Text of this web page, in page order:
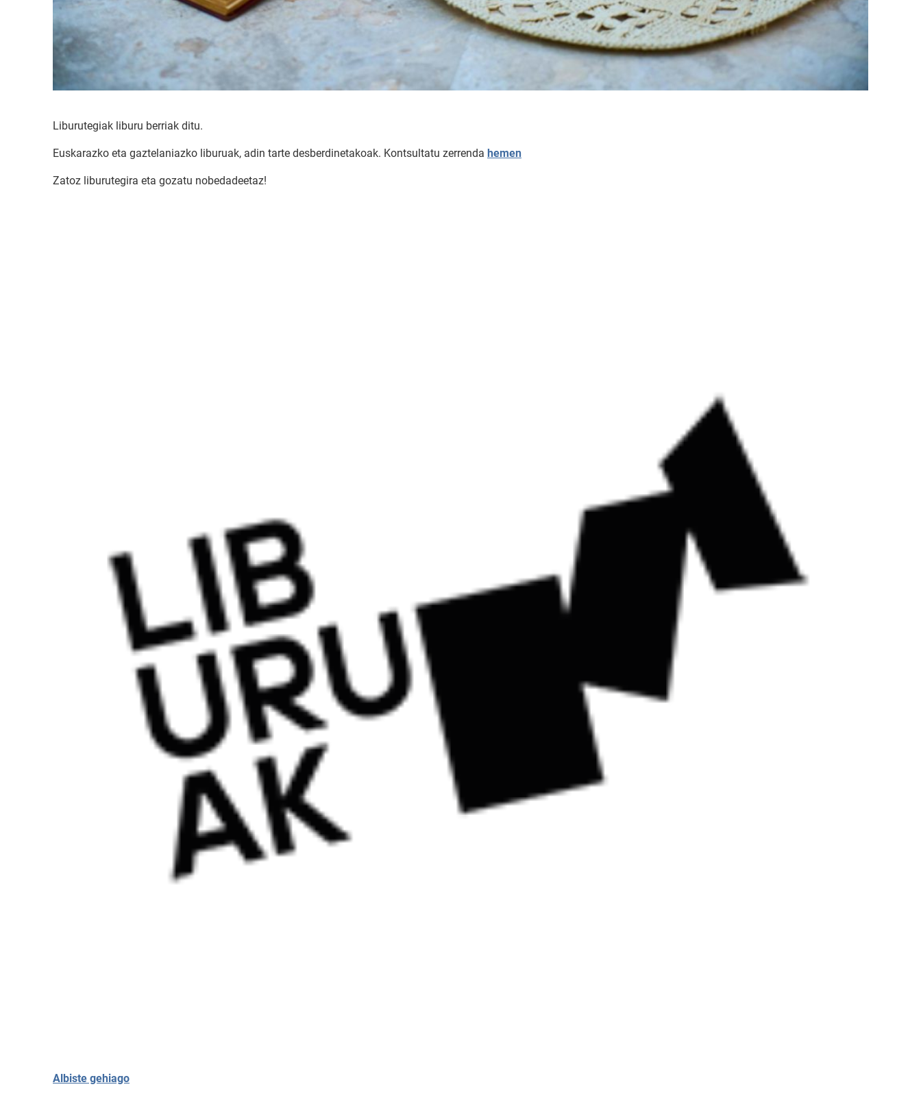
Liburutegiak liburu berriak ditu.
Euskarazko eta gaztelaniazko liburuak, adin tarte desberdinetakoak. Kontsultatu zerrenda hemen
Zatoz liburutegira eta gozatu nobedadeetaz!
Albiste gehiago